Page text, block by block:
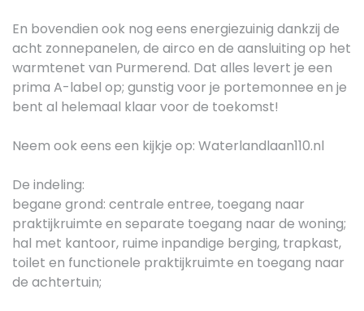
En bovendien ook nog eens energiezuinig dankzij de
acht zonnepanelen, de airco en de aansluiting op het
warmtenet van Purmerend. Dat alles levert je een
prima A-label op; gunstig voor je portemonnee en je
bent al helemaal klaar voor de toekomst!
Neem ook eens een kijkje op: Waterlandlaan110.nl
De indeling:
begane grond: centrale entree, toegang naar
praktijkruimte en separate toegang naar de woning;
hal met kantoor, ruime inpandige berging, trapkast,
toilet en functionele praktijkruimte en toegang naar
de achtertuin;